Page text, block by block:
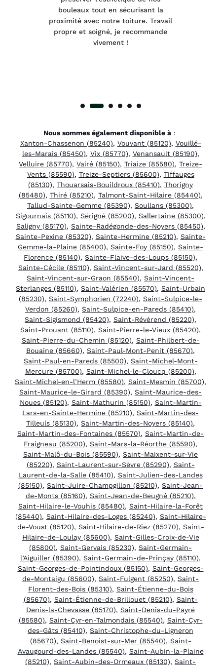
bouleaux tout en sécurisant la
proximité avec notre toiture. Travail
propre et soigné, je recommande
vivement !
Nous sommes également disponible à:
Xanton-Chassenon (85240), Vouvant (85120), Vouillé-
les-Marais (85450), Vix (85770), Venansault (85190),
Velluire (85770), Vairé (85150), Triaize (85580), Treize-
Vents (85590), Treize-Septiers (85600), Tiffauges
(85130), Thouarsais-Bouildroux (85410), Thorigny
(85480), Thiré (85210), Talmont-Saint-Hilaire (85440),
Tallud-Sainte-Gemme (85390), Soullans (85300),
Sigournais (85110), Sérigné (85200), Sallertaine (85300),
Saligny (85170), Sainte-Radégonde-des-Noyers (85450),
Sainte-Pexine (85320), Sainte-Hermine (85210), Sainte-
Gemme-la-Plaine (85400), Sainte-Foy (85150), Sainte-
Florence (85140), Sainte-Flaive-des-Loups (85150),
Sainte-Cécile (85110), Saint-Vincent-sur-Jard (85520),
Saint-Vincent-sur-Graon (85540), Saint-Vincent-
Sterlanges (85110), Saint-Valérien (85570), Saint-Urbain
(85230), Saint-Symphorien (72240), Saint-Sulpice-le-
Verdon (85260), Saint-Sulpice-en-Pareds (85410),
Saint-Sigismond (85420), Saint-Révérend (85220),
Saint-Prouant (85110), Saint-Pierre-le-Vieux (85420),
Saint-Pierre-du-Chemin (85120), Saint-Philbert-de-
Bouaine (85660), Saint-Paul-Mont-Penit (85670),
Saint-Paul-en-Pareds (85500), Saint-Michel-Mont-
Mercure (85700), Saint-Michel-le-Cloucq (85200),
Saint-Michel-en-l’Herm (85580), Saint-Mesmin (85700),
Saint-Maurice-le-Girard (85390), Saint-Maurice-des-
Noues (85120), Saint-Mathurin (85150), Saint-Martin-
Lars-en-Sainte-Hermine (85210), Saint-Martin-des-
Tilleuls (85130), Saint-Martin-des-Noyers (85140),
Saint-Martin-des-Fontaines (85570), Saint-Martin-de-
Fraigneau (85200), Saint-Mars-la-Réorthe (85590),
Saint-Malô-du-Bois (85590), Saint-Maixent-sur-Vie
(85220), Saint-Laurent-sur-Sèvre (85290), Saint-
Laurent-de-la-Salle (85410), Saint-Julien-des-Landes
(85150), Saint-Juire-Champgillon (85210), Saint-Jean-
de-Monts (85160), Saint-Jean-de-Beugné (85210),
Saint-Hilaire-le-Vouhis (85480), Saint-Hilaire-la-Forêt
(85440), Saint-Hilaire-des-Loges (85240), Saint-Hilaire-
de-Voust (85120), Saint-Hilaire-de-Riez (85270), Saint-
Hilaire-de-Loulay (85600), Saint-Gilles-Croix-de-Vie
(85800), Saint-Gervais (85230), Saint-Germain-
l’Aiguiller (85390), Saint-Germain-de-Prinçay (85110),
Saint-Georges-de-Pointindoux (85150), Saint-Georges-
de-Montaigu (85600), Saint-Fulgent (85250), Saint-
Florent-des-Bois (85310), Saint-Étienne-du-Bois
(85670), Saint-Étienne-de-Brillouet (85210), Saint-
Denis-la-Chevasse (85170), Saint-Denis-du-Payré
(85580), Saint-Cyr-en-Talmondais (85540), Saint-Cyr-
des-Gâts (85410), Saint-Christophe-du-Ligneron
(85670), Saint-Benoist-sur-Mer (85540), Saint-
Avaugourd-des-Landes (85540), Saint-Aubin-la-Plaine
(85210), Saint-Aubin-des-Ormeaux (85130), Saint-